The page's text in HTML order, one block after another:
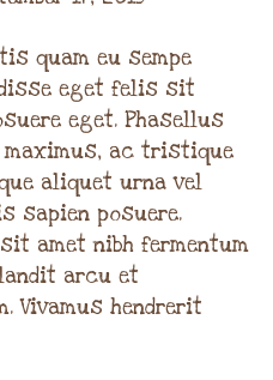
quam eu sempe
eget felis sit
eget. Phasellus
maximus, ac tristique
aliquet urna vel
sapien posuere.
amet nibh fermentum
arcu et
Vivamus hendrerit